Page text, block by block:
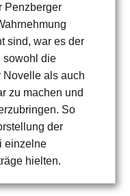
Penzberger
sind, war es der
sowohl die
Novelle als auch
zu machen und
So
der
einzelne
hielten.